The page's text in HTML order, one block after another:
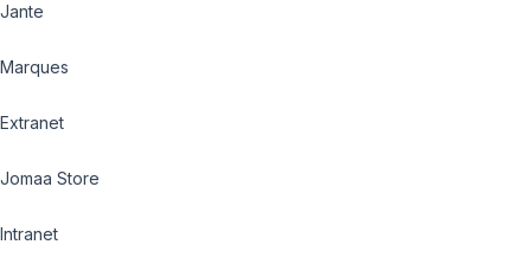
Jante
Marques
Extranet
Jomaa Store
Intranet